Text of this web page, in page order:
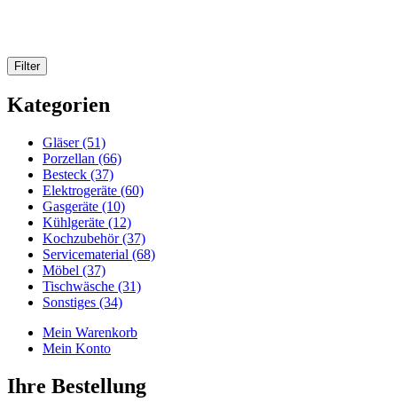
Kategorien
Gläser (51)
Porzellan (66)
Besteck (37)
Elektrogeräte (60)
Gasgeräte (10)
Kühlgeräte (12)
Kochzubehör (37)
Servicematerial (68)
Möbel (37)
Tischwäsche (31)
Sonstiges (34)
Mein Warenkorb
Mein Konto
Ihre Bestellung